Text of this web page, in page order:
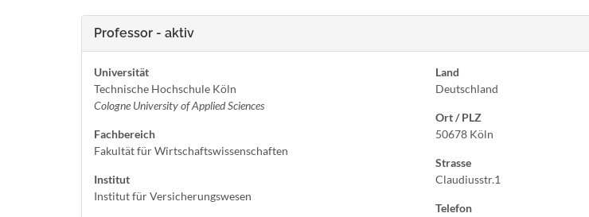
Professor - aktiv
Universität
Technische Hochschule Köln
Cologne University of Applied Sciences
Fachbereich
Fakultät für Wirtschaftswissenschaften
Institut
Institut für Versicherungswesen
Land
Deutschland
Ort / PLZ
50678 Köln
Strasse
Claudiusstr.1
Telefon